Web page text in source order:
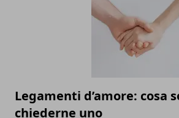
Legamenti d’amore: cosa
chiederne uno